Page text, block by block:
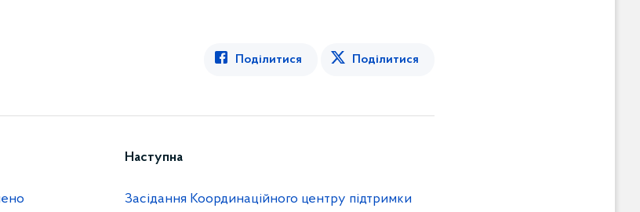
Поділитися Поділитися
Наступна
Засідання Координаційного центру підтримки